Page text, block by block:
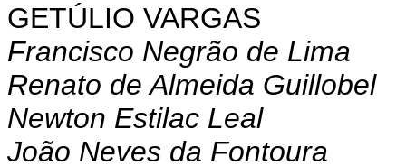
GETÚLIO VARGAS
Francisco Negrão de Lima
Renato de Almeida Guillobel
Newton Estilac Leal
João Neves da Fontoura